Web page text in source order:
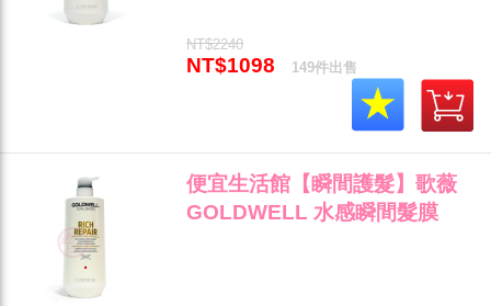
NT$2240
NT$1098 149件出售
便宜生活館【瞬間護髮】歌薇
GOLDWELL 水感瞬間髮膜